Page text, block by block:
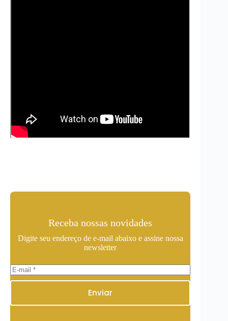
Receba nossas novidades
Digite seu endereço de e-mail abaixo e assine nossa
newsletter
Enviar